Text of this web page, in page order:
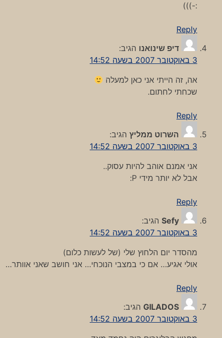
:-)))
Reply
דיפ שינואנו הגיב:
3 באוקטובר 2007 בשעה 14:52
אה, זה הייתי אני כאן למעלה
שכחתי לחתום.
Reply
השרוט ממליץ הגיב:
3 באוקטובר 2007 בשעה 14:52
אני אמנם אוהב להיות עסוק..
אבל לא יותר מידי P:
Reply
Sefy הגיב:
3 באוקטובר 2007 בשעה 14:52
מהסדר יום הלחוץ שלי (של לעשות כלום)
אולי אגיע… אם כי במצבי הנוכחי… אני חושב שאני אוותר…
Reply
GILADOS הגיב:
3 באוקטובר 2007 בשעה 14:52